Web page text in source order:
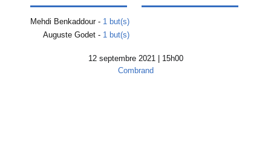
Mehdi Benkaddour - 1 but(s)
Auguste Godet - 1 but(s)
12 septembre 2021 | 15h00
Combrand